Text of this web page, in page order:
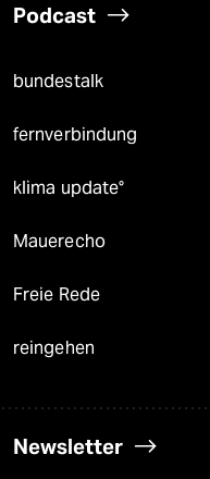
Podcast
bundestalk
fernverbindung
klima update°
Mauerecho
Freie Rede
reingehen
Newsletter